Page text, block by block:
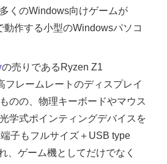
くのWindows向けゲームが
動作する小型のWindowsパソコ
の売りであるRyzen Z1
フレームレートのディスプレイ
のの、物理キーボードやマウス
学式ポインティングデバイスを
子もフルサイズ＋USB type
、ゲーム機としてだけでなく